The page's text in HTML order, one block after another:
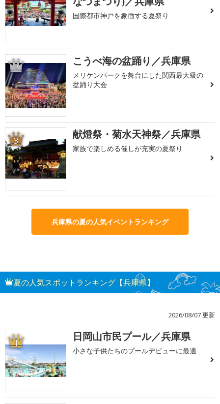
国際都市神戸を象徴する夏祭り
2 こうべ海の盆踊り／兵庫県
メリケンパークを舞台にした関西最大級の
盆踊り大会
3 献燈祭・菊水天神祭／兵庫県
家族で楽しめる催しが充実の夏祭り
兵庫県の夏の人気イベントランキング
夏の人気スポットランキング【兵庫県】
2026/08/07 更新
1 日岡山市民プール／兵庫県
小さな子供たちのプールデビューに最適